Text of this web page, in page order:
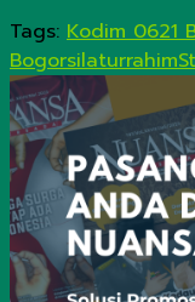
Tags: Kodim 0621
Bogorsilaturrahim